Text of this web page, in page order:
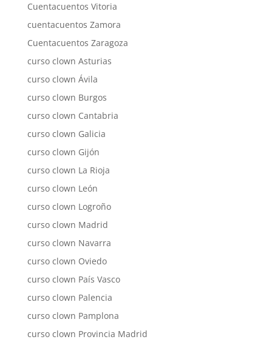
Cuentacuentos Vitoria
cuentacuentos Zamora
Cuentacuentos Zaragoza
curso clown Asturias
curso clown Ávila
curso clown Burgos
curso clown Cantabria
curso clown Galicia
curso clown Gijón
curso clown La Rioja
curso clown León
curso clown Logroño
curso clown Madrid
curso clown Navarra
curso clown Oviedo
curso clown País Vasco
curso clown Palencia
curso clown Pamplona
curso clown Provincia Madrid